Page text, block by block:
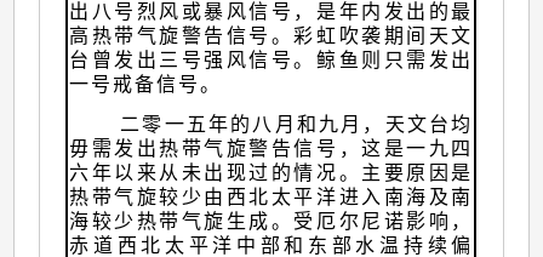
出八号烈风或暴风信号，是年内发出的最
高热带气旋警告信号。彩虹吹袭期间天文
台曾发出三号强风信号。鲸鱼则只需发出
一号戒备信号。
二零一五年的八月和九月，天文台均
毋需发出热带气旋警告信号，这是一九四
六年以来从未出现过的情况。主要原因是
热带气旋较少由西北太平洋进入南海及南
海较少热带气旋生成。受厄尔尼诺影响，
赤道西北太平洋中部和东部水温持续偏